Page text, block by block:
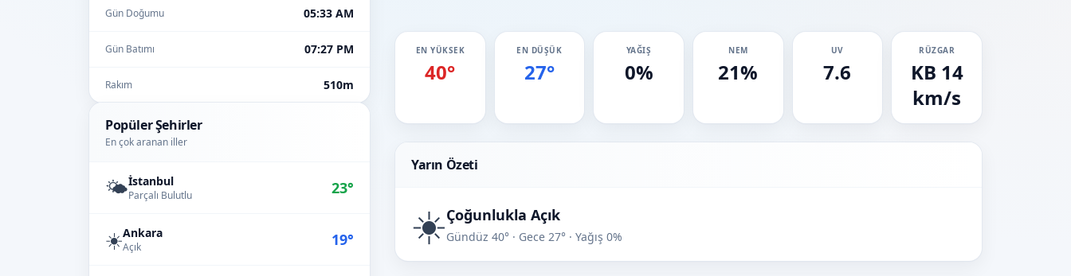
Gün Doğumu 05:33 AM
Gün Batımı 07:27 PM
Rakım 510m
Popüler Şehirler
En çok aranan iller
🌤️İstanbul
Parçalı Bulutlu 23°
☀️Ankara
Açık 19°
EN YÜKSEK
40°
EN DÜŞÜK
27°
YAĞIŞ
0%
NEM
21%
UV
7.6
RÜZGAR
KB 14
km/s
Yarın Özeti
☀️Çoğunlukla Açık
Gündüz 40° · Gece 27° · Yağış 0%